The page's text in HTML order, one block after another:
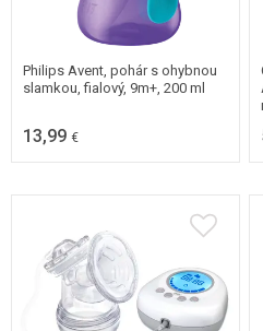
Philips Avent, pohár s ohybnou
slamkou, fialový, 9m+, 200 ml
13,99 €